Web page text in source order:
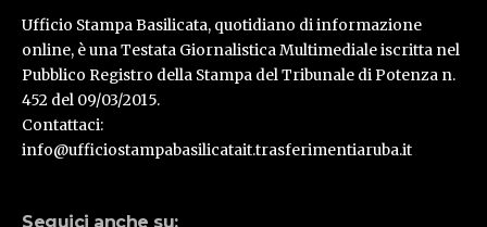
Ufficio Stampa Basilicata, quotidiano di informazione
online, è una Testata Giornalistica Multimediale iscritta nel
Pubblico Registro della Stampa del Tribunale di Potenza n.
452 del 09/03/2015.
Contattaci:
info@ufficiostampabasilicatait.trasferimentiaruba.it
Seguici anche su: